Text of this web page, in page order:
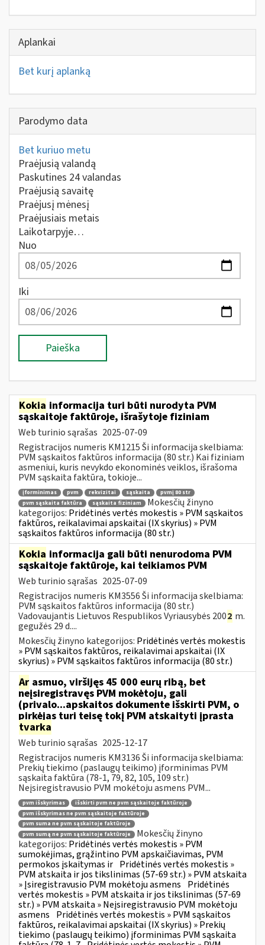
Aplankai
Bet kurį aplanką
Parodymo data
Bet kuriuo metu
Praėjusią valandą
Paskutines 24 valandas
Praėjusią savaitę
Praėjusį mėnesį
Praėjusiais metais
Laikotarpyje…
Nuo
Iki
Paieška
Kokia informacija turi būti nurodyta PVM
sąskaitoje faktūroje, išrašytoje fiziniam
Web turinio sąrašas 2025-07-09
Registracijos numeris KM1215 Ši informacija skelbiama:
PVM sąskaitos faktūros informacija (80 str.) Kai fiziniam
asmeniui, kuris nevykdo ekonominės veiklos, išrašoma
PVM sąskaita faktūra, tokioje...
įforminimas pvm rekvizitai sąskaita
pvmį 80 str
pvm sąskaita faktūra
sąskaita fiziniam
Mokesčių žinyno
kategorijos: Pridėtinės vertės mokestis » PVM sąskaitos
faktūros, reikalavimai apskaitai (IX skyrius) » PVM
sąskaitos faktūros informacija (80 str.)
Kokia informacija gali būti nenurodoma PVM
sąskaitoje faktūroje, kai teikiamos PVM
Web turinio sąrašas 2025-07-09
Registracijos numeris KM3556 Ši informacija skelbiama:
PVM sąskaitos faktūros informacija (80 str.)
Vadovaujantis Lietuvos Respublikos Vyriausybės 2002 m.
gegužės 29 d....
Mokesčių žinyno kategorijos: Pridėtinės vertės mokestis
» PVM sąskaitos faktūros, reikalavimai apskaitai (IX
skyrius) » PVM sąskaitos faktūros informacija (80 str.)
Ar asmuo, viršijęs 45 000 eurų ribą, bet
neįsiregistravęs PVM mokėtoju, gali
(privalo...apskaitos dokumente išskirti PVM, o
pirkėjas turi teisę tokį PVM atskaityti įprasta
tvarka
Web turinio sąrašas 2025-12-17
Registracijos numeris KM3136 Ši informacija skelbiama:
Prekių tiekimo (paslaugų teikimo) įforminimas PVM
sąskaita faktūra (78-1, 79, 82, 105, 109 str.)
Neįsiregistravusio PVM mokėtoju asmens PVM...
pvm išskyrimas
išskirti pvm ne pvm sąskaitoje faktūroje
pvm išskyrimas ne pvm sąskaitoje faktūroje
pvm suma ne pvm sąskaitoje faktūroje
pvm sumą ne pvm sąskaitoje faktūroje
Mokesčių žinyno
kategorijos: Pridėtinės vertės mokestis » PVM
sumokėjimas, grąžintino PVM apskaičiavimas, PVM
permokos įskaitymas ir Pridėtinės vertės mokestis »
PVM atskaita ir jos tikslinimas (57-69 str.) » PVM atskaita
» Įsiregistravusio PVM mokėtoju asmens Pridėtinės
vertės mokestis » PVM atskaita ir jos tikslinimas (57-69
str.) » PVM atskaita » Neįsiregistravusio PVM mokėtoju
asmens Pridėtinės vertės mokestis » PVM sąskaitos
faktūros, reikalavimai apskaitai (IX skyrius) » Prekių
tiekimo (paslaugų teikimo) įforminimas PVM sąskaita